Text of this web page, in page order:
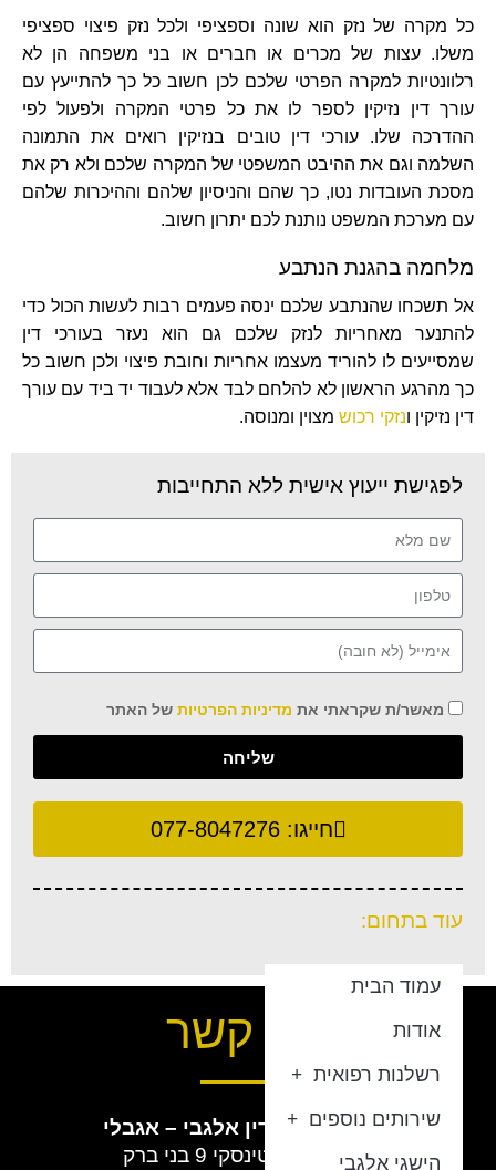
כל מקרה של נזק הוא שונה וספציפי ולכל נזק פיצוי ספציפי
משלו. עצות של מכרים או חברים או בני משפחה הן לא
רלוונטיות למקרה הפרטי שלכם לכן חשוב כל כך להתייעץ עם
עורך דין נזיקין לספר לו את כל פרטי המקרה ולפעול לפי
ההדרכה שלו. עורכי דין טובים בנזיקין רואים את התמונה
השלמה וגם את ההיבט המשפטי של המקרה שלכם ולא רק את
מסכת העובדות נטו, כך שהם והניסיון שלהם וההיכרות שלהם
עם מערכת המשפט נותנת לכם יתרון חשוב.
מלחמה בהגנת הנתבע
אל תשכחו שהנתבע שלכם ינסה פעמים רבות לעשות הכול כדי
להתנער מאחריות לנזק שלכם גם הוא נעזר בעורכי דין
שמסייעים לו להוריד מעצמו אחריות וחובת פיצוי ולכן חשוב כל
כך מהרגע הראשון לא להלחם לבד אלא לעבוד יד ביד עם עורך
דין נזיקין ונזקי רכוש מצוין ומנוסה.
לפגישת ייעוץ אישית ללא התחייבות
מאשר/ת שקראתי את מדיניות הפרטיות של האתר
שליחה
חייגו:077-8047276
עוד בתחום:
עמוד הבית
אודות
רשלנות רפואית
שירותים נוספים
הישגי אלגבי
צור קשר
חברת עורכי הדין אלגבי – אגבלי
כתובת:
ז'בוטינסקי 9 בני ברק